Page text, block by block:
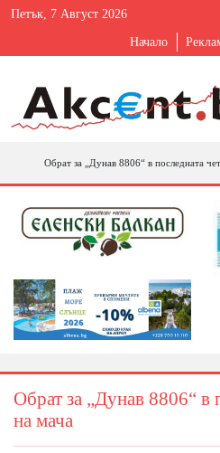
Петък, 7 Август 2026
Начало
Обрат за „Дунав 8806“ в последната
Обрат за „Дунав 8806“ в
на мача